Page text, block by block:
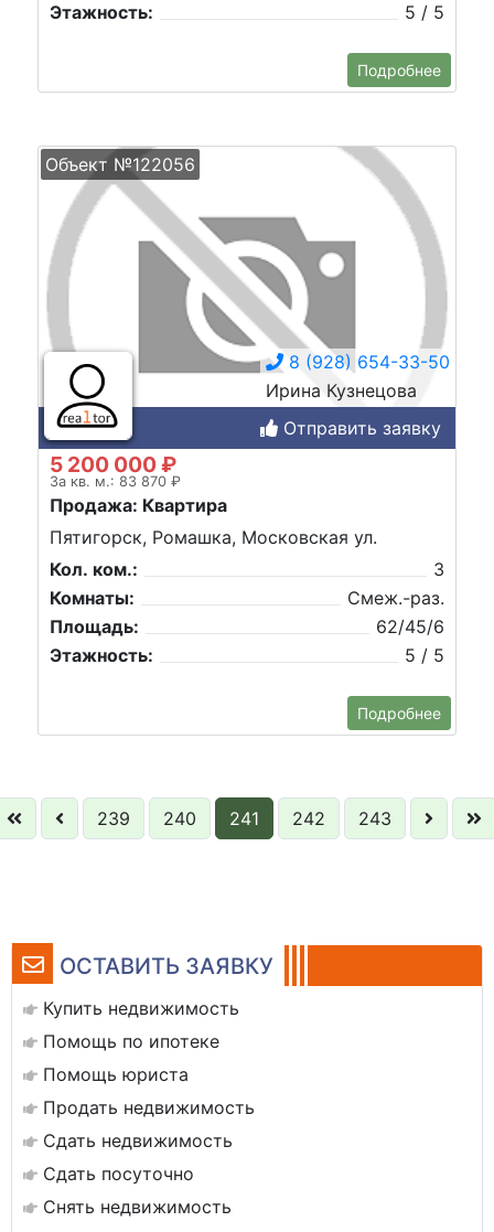
ОСТАВИТЬ ЗАЯВКУ
Купить недвижимость
Помощь по ипотеке
Помощь юриста
Продать недвижимость
Сдать недвижимость
Сдать посуточно
Снять недвижимость
Этажность:
5 / 5
Подробнее
Объект №122056
8 (928) 654-33-50
Ирина Кузнецова
Отправить заявку
5 200 000 ₽
За кв. м.: 83 870 ₽
Продажа: Квартира
Пятигорск, Ромашка, Московская ул.
Кол. ком.:
3
Комнаты:
Смеж.-раз.
Площадь:
62/45/6
Этажность:
5 / 5
Подробнее
239 240 241 242 243